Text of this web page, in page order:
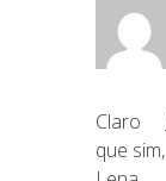
Claro
que sim,